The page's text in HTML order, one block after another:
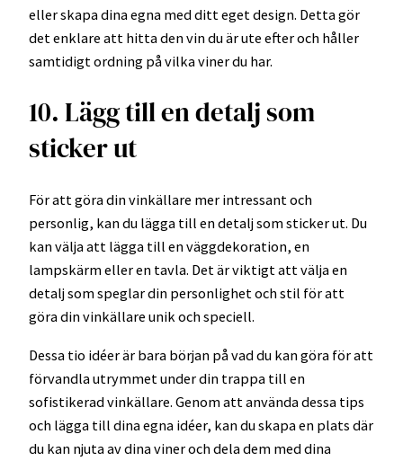
eller skapa dina egna med ditt eget design. Detta gör
det enklare att hitta den vin du är ute efter och håller
samtidigt ordning på vilka viner du har.
10. Lägg till en detalj som
sticker ut
För att göra din vinkällare mer intressant och
personlig, kan du lägga till en detalj som sticker ut. Du
kan välja att lägga till en väggdekoration, en
lampskärm eller en tavla. Det är viktigt att välja en
detalj som speglar din personlighet och stil för att
göra din vinkällare unik och speciell.
Dessa tio idéer är bara början på vad du kan göra för att
förvandla utrymmet under din trappa till en
sofistikerad vinkällare. Genom att använda dessa tips
och lägga till dina egna idéer, kan du skapa en plats där
du kan njuta av dina viner och dela dem med dina